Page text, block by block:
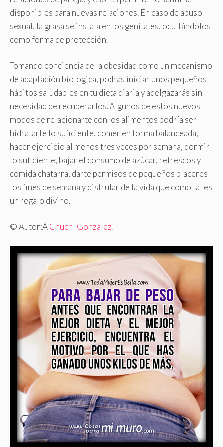
disponibles para nuevas relaciones. En caso de abuso
sexual, la grasa se instala en los genitales, ocultándolos
como forma de protección.
Tomando conciencia de la obesidad como un mecanismo
de adaptación biológica, podrás iniciar unos pequeños
hábitos saludables en tu dieta diaria y adelgazarás sin
necesidad de recuperarlos. Algunos de estos nuevos
modos de relacionarte con los alimentos podría ser
hidratarte lo suficiente, comer en forma balanceada,
hacer ejercicio al menos tres veces por semana, dormir
lo suficiente, bajar el consumo de azúcar, refrescos y
comida chatarra, darte permisos de pequeños placeres
los fines de semana y disfrutar de la vida que como tal es
un regalo divino.
© Autor:ÂChuchi González.